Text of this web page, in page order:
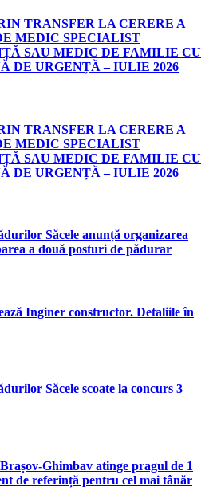
TRANSFER LA CERERE A
MEDIC SPECIALIST
SAU MEDIC DE FAMILIE CU
DE URGENȚĂ – IULIE 2026
TRANSFER LA CERERE A
MEDIC SPECIALIST
SAU MEDIC DE FAMILIE CU
DE URGENȚĂ – IULIE 2026
Săcele anunță organizarea
a două posturi de pădurar
Inginer constructor. Detaliile în
Săcele scoate la concurs 3
atinge pragul de 1
de referință pentru cel mai tânăr